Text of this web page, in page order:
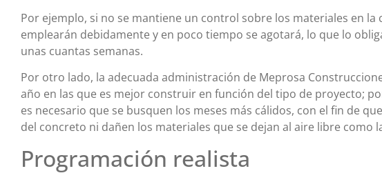
Por ejemplo, si no se mantiene un control sobre los materiales en
emplearán debidamente y en poco tiempo se agotará, lo que lo
unas cuantas semanas.
Por otro lado, la adecuada administración de Meprosa
año en las que es mejor construir en función del tipo de proyecto;
es necesario que se busquen los meses más cálidos, con el fin de
del concreto ni dañen los materiales que se dejan al aire libre como
Programación realista